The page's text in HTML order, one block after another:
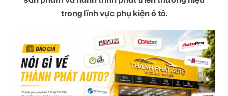
trong lĩnh vực phụ kiện ô tô.